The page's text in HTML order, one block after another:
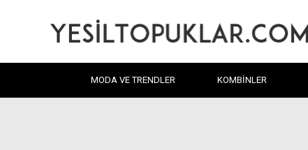
MODA VE TRENDLER KOMBINLER